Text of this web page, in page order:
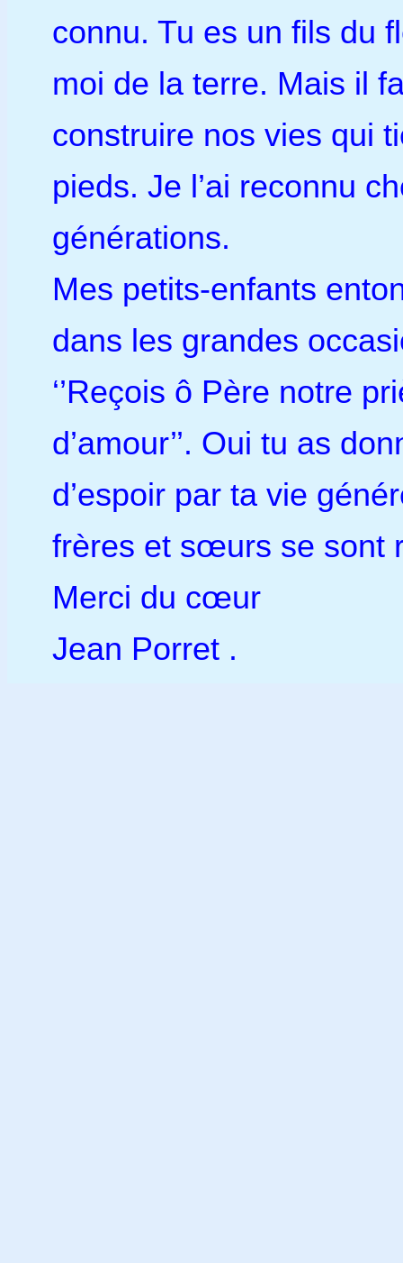
connu. Tu es un fils du
moi de la terre. Mais il
construire nos vies qui
pieds. Je l’ai reconnu
générations.
Mes petits-enfants
dans les grandes
‘’Reçois ô Père notre
d’amour’’. Oui tu as
d’espoir par ta vie
frères et sœurs se sont
Merci du cœur
Jean Porret .